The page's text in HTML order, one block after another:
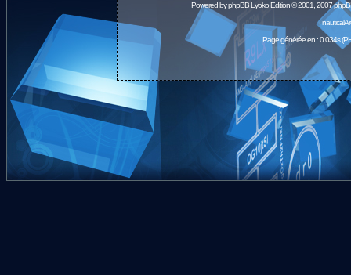
Powered byphpBBLyoko Edition © 2001, 2007
Page générée en : 0.034s